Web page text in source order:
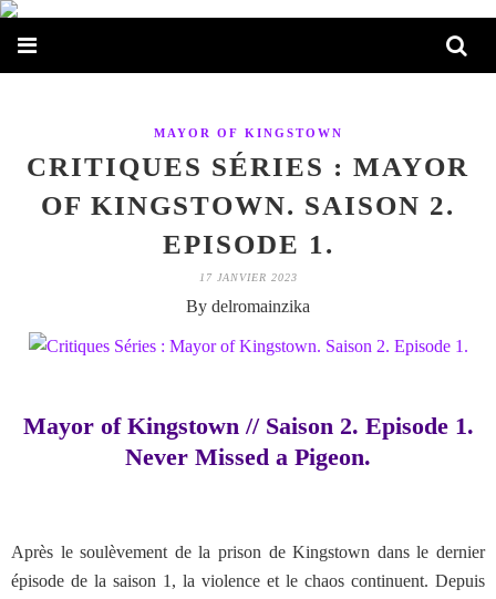
MAYOR OF KINGSTOWN
CRITIQUES SÉRIES : MAYOR
OF KINGSTOWN. SAISON 2.
EPISODE 1.
17 JANVIER 2023
By delromainzika
Mayor of Kingstown // Saison 2. Episode 1.
Never Missed a Pigeon.
Après le soulèvement de la prison de Kingstown dans le dernier
épisode de la saison 1, la violence et le chaos continuent. Depuis